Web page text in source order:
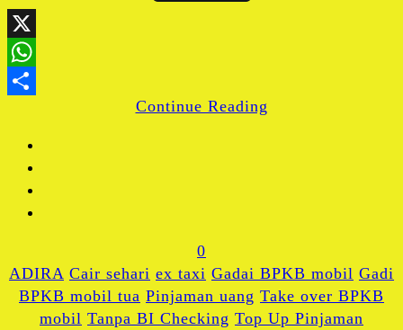
Share
Continue Reading
0
ADIRA Cair sehari ex taxi Gadai BPKB mobil Gadi
BPKB mobil tua Pinjaman uang Take over BPKB
mobil Tanpa BI Checking Top Up Pinjaman